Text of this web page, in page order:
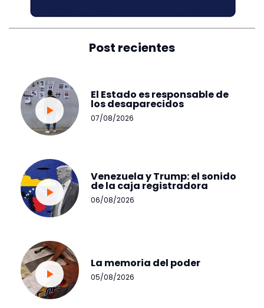
Post recientes
El Estado es responsable de
los desaparecidos
07/08/2026
Venezuela y Trump: el sonido
de la caja registradora
06/08/2026
La memoria del poder
05/08/2026